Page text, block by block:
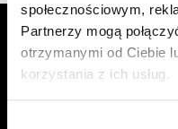
społecznościowym,
Partnerzy mogą
otrzymanymi od Ciebie
korzystania z ich usług.